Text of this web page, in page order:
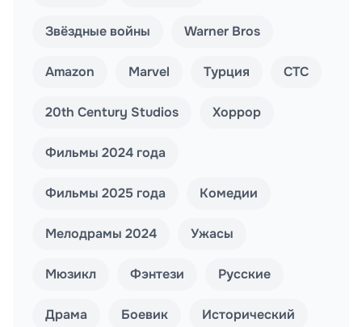
Звёздные войны Warner Bros
Amazon Marvel Турция СТС
20th Century Studios Хоррор
Фильмы 2024 года
Фильмы 2025 года Комедии
Мелодрамы 2024 Ужасы
Мюзикл Фэнтези Русские
Драма Боевик Исторический